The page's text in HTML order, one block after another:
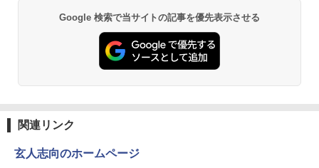
古 ノートパソコン 無線 15.6インチ HD
テンキー WEBカメラ Bluetooth HDMI
タイプC｜Word Excel PowerPoint
￥33,800
B 中古 パソコン デスクトップパソコン
￥84,000
ET ラベルレス ×8本
異世界居酒屋「のぶ」(22) (角川コミックス・
エース)
￥832
Google 検索で当サイトの記事を優先表示させる
関連リンク
玄人志向のホームページ